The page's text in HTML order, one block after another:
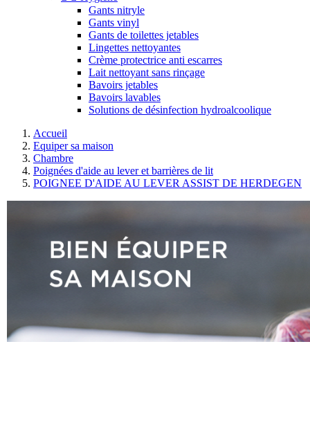
Gants nitryle
Gants vinyl
Gants de toilettes jetables
Lingettes nettoyantes
Crème protectrice anti escarres
Lait nettoyant sans rinçage
Bavoirs jetables
Bavoirs lavables
Solutions de désinfection hydroalcoolique
Accueil
Equiper sa maison
Chambre
Poignées d'aide au lever et barrières de lit
POIGNEE D'AIDE AU LEVER ASSIST DE HERDEGEN